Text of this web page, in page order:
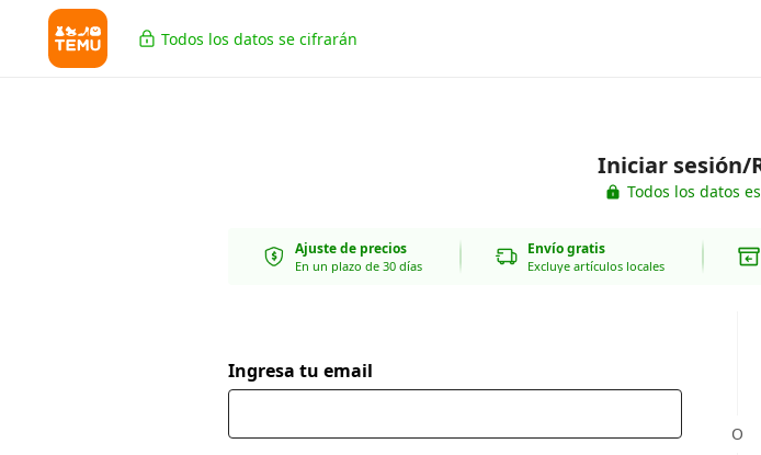
Todos los datos se cifrarán
Iniciar sesión/
Todos los datos
Ajuste de precios
En un plazo de 30 días
Envío gratis
Excluye artículos locales
Ingresa tu email
O